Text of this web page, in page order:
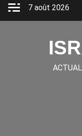
Aller
7 août 2026